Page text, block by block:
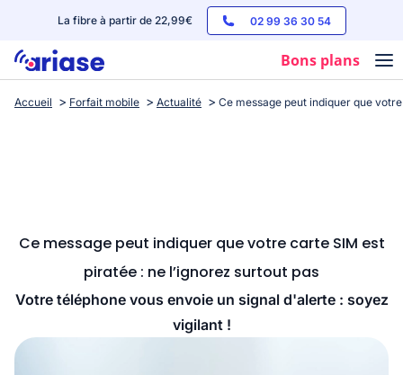
La fibre à partir de 22,99€ 02 99 36 30 54
Bons plans
Box internet
Accueil Forfait mobile Actualité Ce message peut indiquer que
Ce message peut indiquer que votre carte SIM est
piratée : ne l’ignorez surtout pas
Votre téléphone vous envoie un signal d'alerte : soyez
vigilant !